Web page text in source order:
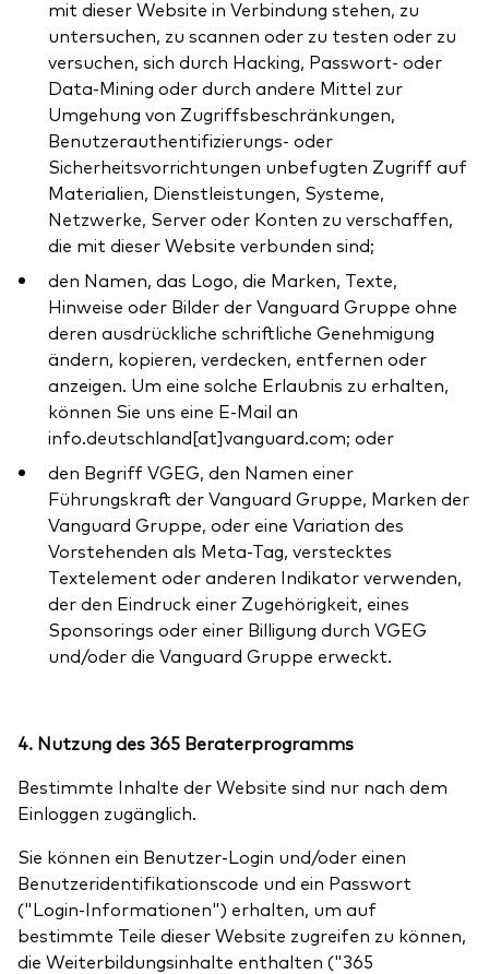
mit dieser Website in Verbindung stehen, zu
untersuchen, zu scannen oder zu testen oder zu
versuchen, sich durch Hacking, Passwort- oder
Data-Mining oder durch andere Mittel zur
Umgehung von Zugriffsbeschränkungen,
Benutzerauthentifizierungs- oder
Sicherheitsvorrichtungen unbefugten Zugriff auf
Materialien, Dienstleistungen, Systeme,
Netzwerke, Server oder Konten zu verschaffen,
die mit dieser Website verbunden sind;
den Namen, das Logo, die Marken, Texte,
Hinweise oder Bilder der Vanguard Gruppe ohne
deren ausdrückliche schriftliche Genehmigung
ändern, kopieren, verdecken, entfernen oder
anzeigen. Um eine solche Erlaubnis zu erhalten,
können Sie uns eine E-Mail an
info.deutschland[at]vanguard.com; oder
den Begriff VGEG, den Namen einer
Führungskraft der Vanguard Gruppe, Marken der
Vanguard Gruppe, oder eine Variation des
Vorstehenden als Meta-Tag, verstecktes
Textelement oder anderen Indikator verwenden,
der den Eindruck einer Zugehörigkeit, eines
Sponsorings oder einer Billigung durch VGEG
und/oder die Vanguard Gruppe erweckt.
4. Nutzung des 365 Beraterprogramms
Bestimmte Inhalte der Website sind nur nach dem
Einloggen zugänglich.
Sie können ein Benutzer-Login und/oder einen
Benutzeridentifikationscode und ein Passwort
("Login-Informationen") erhalten, um auf
bestimmte Teile dieser Website zugreifen zu können,
die Weiterbildungsinhalte enthalten ("365